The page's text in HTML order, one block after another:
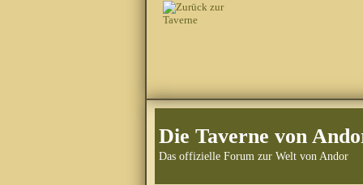
Die Taverne von
Das offizielle Forum zur Welt von Andor